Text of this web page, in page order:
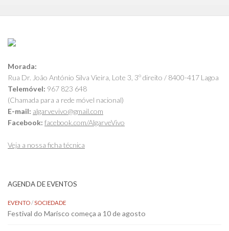
Morada:
Rua Dr. João António Silva Vieira, Lote 3, 3º direito / 8400-417 Lagoa
Telemóvel: 967 823 648
(Chamada para a rede móvel nacional)
E-mail: algarvevivo@gmail.com
Facebook: facebook.com/AlgarveVivo
Veja a nossa ficha técnica
AGENDA DE EVENTOS
EVENTO/SOCIEDADE
Festival do Marisco começa a 10 de agosto